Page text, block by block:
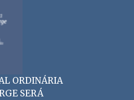
ORDINÁRIA
SERÁ